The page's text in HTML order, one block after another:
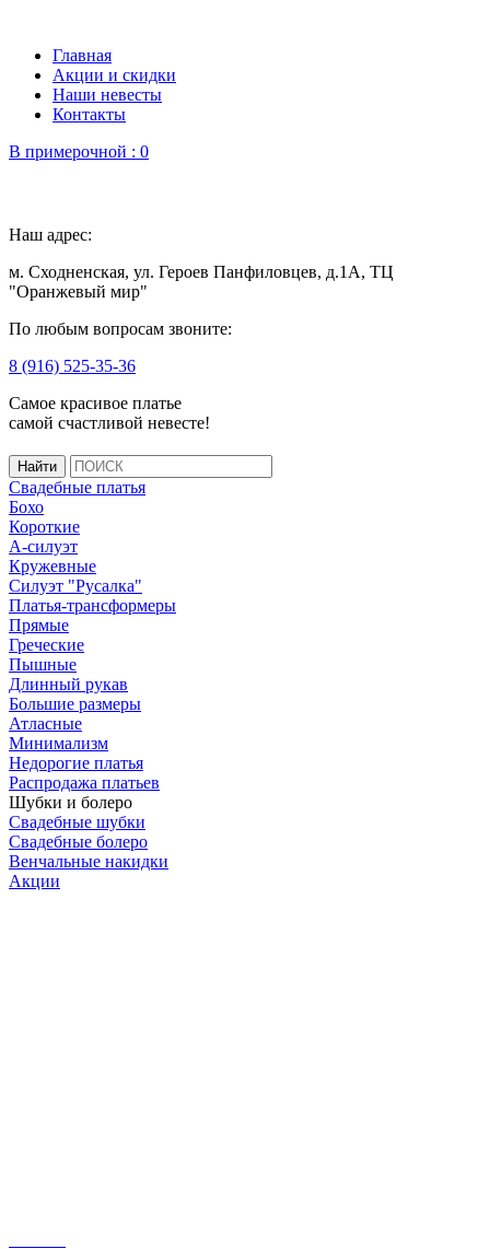
Главная
Акции и скидки
Наши невесты
Контакты
В примерочной : 0
Наш адрес:
м. Сходненская, ул. Героев Панфиловцев, д.1А, ТЦ
"Оранжевый мир"
По любым вопросам звоните:
8 (916) 525-35-36
Самое красивое платье
самой счастливой невесте!
Свадебные платья
Бохо
Короткие
А-силуэт
Кружевные
Силуэт "Русалка"
Платья-трансформеры
Прямые
Греческие
Пышные
Длинный рукав
Большие размеры
Атласные
Минимализм
Недорогие платья
Распродажа платьев
Шубки и болеро
Свадебные шубки
Свадебные болеро
Венчальные накидки
Акции